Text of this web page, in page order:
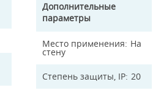
Дополнительные
параметры
Место применения На
стену
Степень защиты, IP 20